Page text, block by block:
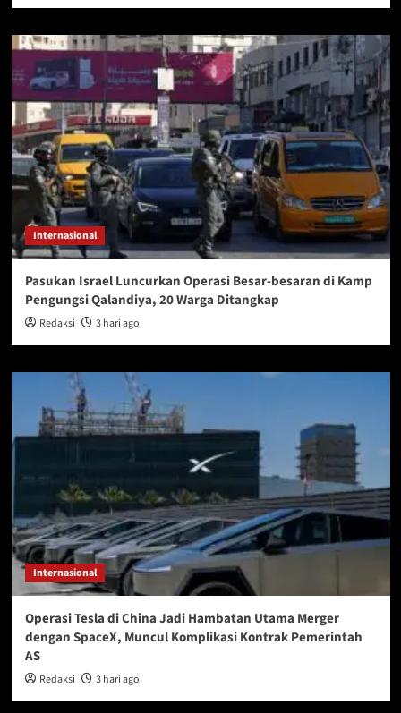
Internasional
Pasukan Israel Luncurkan Operasi Besar-besaran di Kamp
Pengungsi Qalandiya, 20 Warga Ditangkap
Redaksi 3 hari ago
Internasional
Operasi Tesla di China Jadi Hambatan Utama Merger
dengan SpaceX, Muncul Komplikasi Kontrak Pemerintah
AS
Redaksi 3 hari ago